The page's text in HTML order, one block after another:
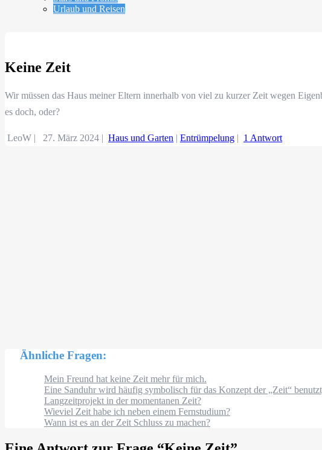
Urlaub und Reisen
Keine Zeit
Wir müssen das Haus meiner Eltern innerhalb von viel zu kurzer Zeit wegen
es doch, oder?
LeoW | 27. März 2024 | Haus und Garten | Entrümpelung | 1 Antwort
Ähnliche Fragen:
Mein Freund hat keine Zeit mehr für mich.
Eine Sanduhr wird häufig symbolisch für das Konzept der „Zeit“
Langzeitprojekt in der momentanen Zeit?
Wieviel Zeit habe ich neben einem Fernstudium?
Wann ist es an der Zeit Schluss zu machen?